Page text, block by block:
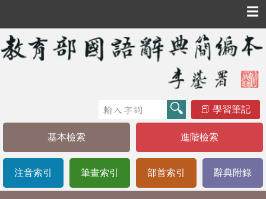
☰
學習筆記
基本檢索 進階檢索
注音索引 筆畫索引 部首索引 辭典附錄